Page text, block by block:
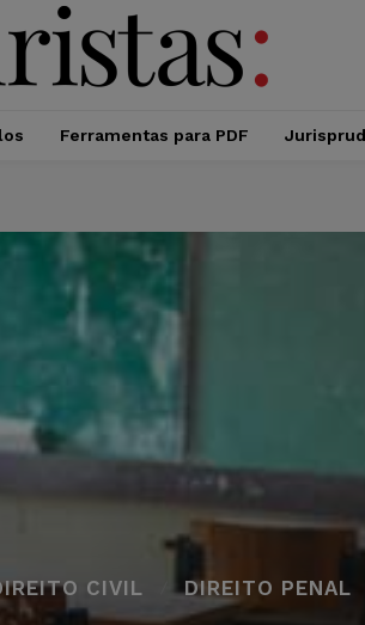
Ferramentas para PDF
CIVIL DIREITO PENAL